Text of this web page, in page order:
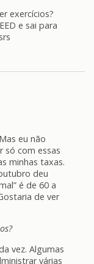
exercícios?
e sai para
eu não
só com essas
minhas taxas.
deu
é de 60 a
de ver
vez. Algumas
várias